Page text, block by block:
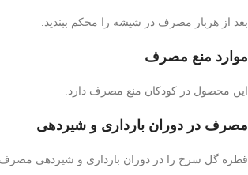
بعد از هربار مصرف در شیشه را محکم ببندید.
موارد منع مصرف
این محصول در کودکان منع مصرف دارد.
مصرف در دوران بارداری و شیردهی
قطره گل سرخ را در دوران بارداری و شیردهی مصرف